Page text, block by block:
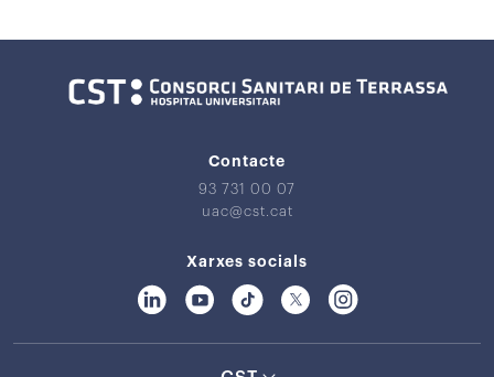
Contacte
93 731 00 07
uac@cst.cat
Xarxes socials